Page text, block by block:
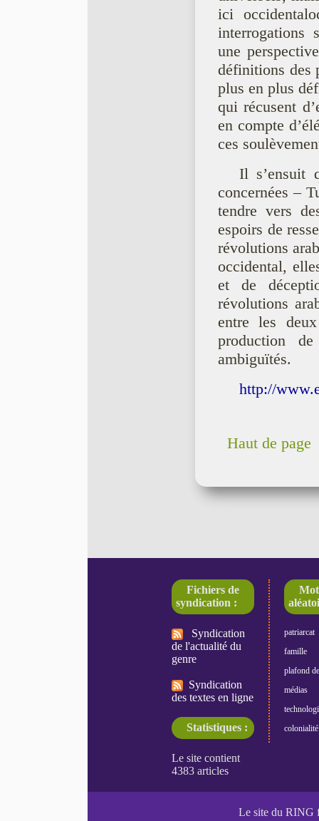
ici
interrogations
une
définitions des
plus en plus
qui récusent
en compte
ces
Il s’ensuit
concernées –
tendre vers
espoirs de
révolutions
occidental,
et de
révolutions
entre les
production
ambiguïtés.
http://
Haut de page
Fichiers de
syndication :
Syndication
de l'actualité du
genre
Syndication
des textes en ligne
Statistiques :
patriarcat
famille
plafond
médias
colonialité
Le site du RING